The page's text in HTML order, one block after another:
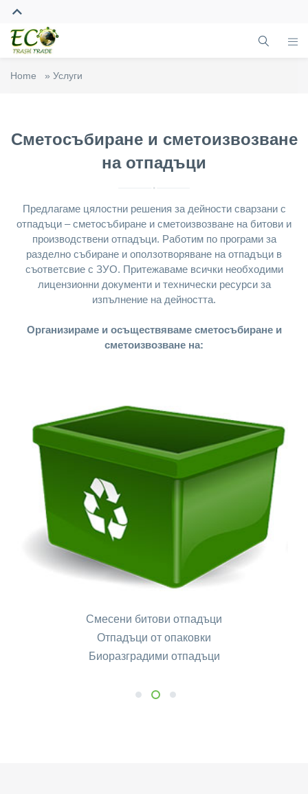
Home » Услуги
Сметосъбиране и сметоизвозване
на отпадъци
Предлагаме цялостни решения за дейности сварзани с
отпадъци – сметосъбиране и сметоизвозване на битови и
производствени отпадъци. Работим по програми за
разделно събиране и оползотворяване на отпадъци в
съответсвие с ЗУО. Притежаваме всички необходими
лицензионни документи и технически ресурси за
изпълнение на дейността.
Организираме и осъществяваме сметосъбиране и
сметоизвозване на:
Смесени битови отпадъци
Отпадъци от опаковки
Биоразградими отпадъци
1 2 3